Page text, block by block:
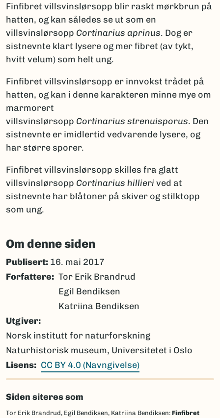
Finfibret villsvinslørsopp blir raskt mørkbrun på
hatten, og kan således se ut som en
villsvinslørsopp Cortinarius aprinus. Dog er
sistnevnte klart lysere og mer fibret (av tykt,
hvitt velum) som helt ung.
Finfibret villsvinslørsopp er innvokst trådet på
hatten, og kan i denne karakteren minne mye om
marmorert
villsvinslørsopp Cortinarius strenuisporus. Den
sistnevnte er imidlertid vedvarende lysere, og
har større sporer.
Finfibret villsvinslørsopp skilles fra glatt
villsvinslørsopp Cortinarius hillierived at
sistnevnte har blåtoner på skiver og stilktopp
som ung.
Om denne siden
Publisert: 16. mai 2017
Forfattere
Tor Erik Brandrud
Egil Bendiksen
Katriina Bendiksen
Utgiver
Norsk institutt for naturforskning
Naturhistorisk museum, Universitetet i Oslo
Lisens
CC BY 4.0 (Navngivelse)
Siden siteres som
Tor Erik Brandrud, Egil Bendiksen, Katriina Bendiksen: Finfibret